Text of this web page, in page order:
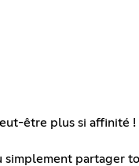
être plus si